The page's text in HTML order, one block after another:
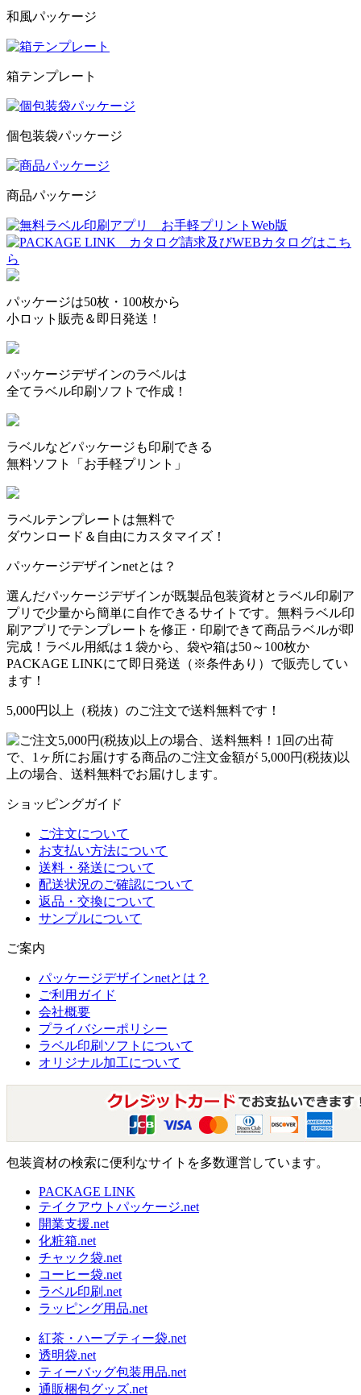
和風パッケージ
箱テンプレート
個包装袋パッケージ
商品パッケージ
パッケージは50枚・100枚から
小ロット販売＆即日発送！
パッケージデザインのラベルは
全てラベル印刷ソフトで作成！
ラベルなどパッケージも印刷できる
無料ソフト「お手軽プリント」
ラベルテンプレートは無料で
ダウンロード＆自由にカスタマイズ！
パッケージデザインnetとは？
選んだパッケージデザインが既製品包装資材とラベル印刷ア
プリで少量から簡単に自作できるサイトです。無料ラベル印
刷アプリでテンプレートを修正・印刷できて商品ラベルが即
完成！ラベル用紙は１袋から、袋や箱は50～100枚か
PACKAGE LINKにて即日発送 （※条件あり） で販売してい
ます！
5,000円以上（税抜）のご注文で送料無料です！
1回の出荷
で、1ヶ所にお届けする商品のご注文金額が 5,000円(税抜)以
上の場合、送料無料でお届けします。
ショッピングガイド
ご注文について
お支払い方法について
送料・発送について
配送状況のご確認について
返品・交換について
サンプルについて
ご案内
パッケージデザインnetとは？
ご利用ガイド
会社概要
プライバシーポリシー
ラベル印刷ソフトについて
オリジナル加工について
包装資材の検索に便利なサイトを多数運営しています。
PACKAGE LINK
テイクアウトパッケージ.net
開業支援.net
化粧箱.net
チャック袋.net
コーヒー袋.net
ラベル印刷.net
ラッピング用品.net
紅茶・ハーブティー袋.net
透明袋.net
ティーバッグ包装用品.net
通販梱包グッズ.net